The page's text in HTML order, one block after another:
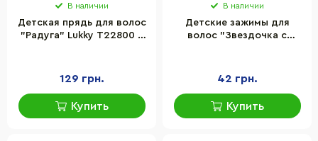
В наличии
Детская прядь для волос
"Радуга" Lukky T22800 с
129 грн.
Купить
В наличии
Детские зажимы для
волос "Звездочка с
42 грн.
Купить